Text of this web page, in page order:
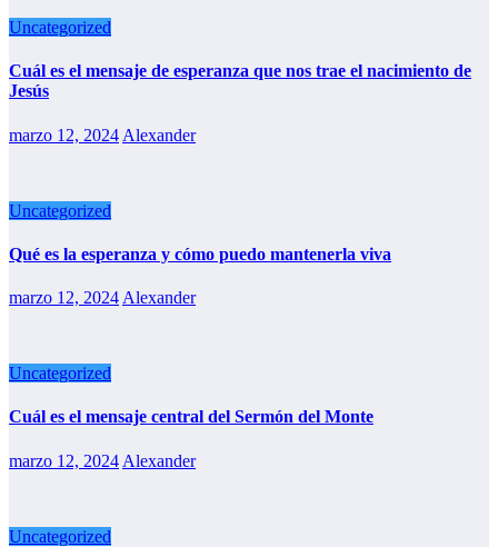
Uncategorized
Cuál es el mensaje de esperanza que nos trae el nacimiento de
Jesús
marzo 12, 2024 Alexander
Uncategorized
Qué es la esperanza y cómo puedo mantenerla viva
marzo 12, 2024 Alexander
Uncategorized
Cuál es el mensaje central del Sermón del Monte
marzo 12, 2024 Alexander
Uncategorized